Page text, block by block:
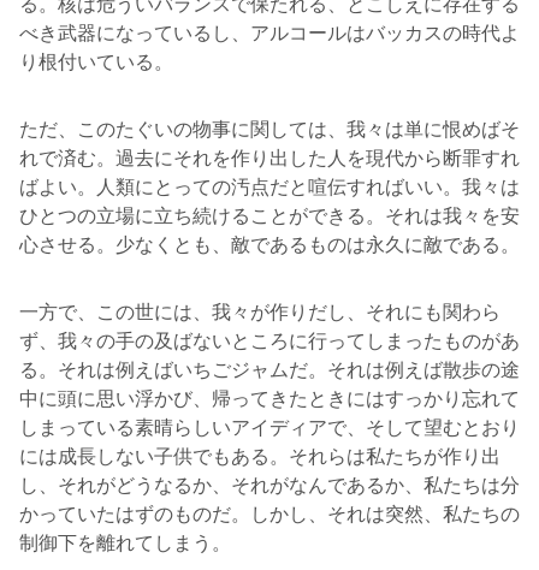
べき武器になっているし、アルコールはバッカスの時代よ
り根付いている。
ただ、このたぐいの物事に関しては、我々は単に恨めばそ
れで済む。過去にそれを作り出した人を現代から断罪すれ
ばよい。人類にとっての汚点だと喧伝すればいい。我々は
ひとつの立場に立ち続けることができる。それは我々を安
心させる。少なくとも、敵であるものは永久に敵である。
一方で、この世には、我々が作りだし、それにも関わら
ず、我々の手の及ばないところに行ってしまったものがあ
る。それは例えばいちごジャムだ。それは例えば散歩の途
中に頭に思い浮かび、帰ってきたときにはすっかり忘れて
しまっている素晴らしいアイディアで、そして望むとおり
には成長しない子供でもある。それらは私たちが作り出
し、それがどうなるか、それがなんであるか、私たちは分
かっていたはずのものだ。しかし、それは突然、私たちの
制御下を離れてしまう。